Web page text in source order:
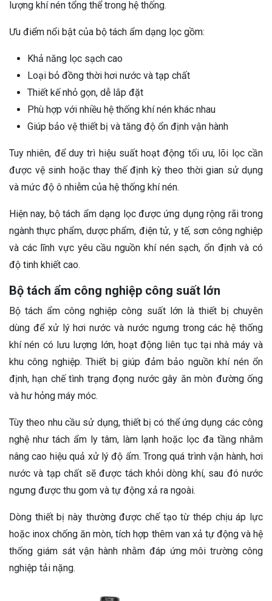
lượng khí nén tổng thể trong hệ thống.
Ưu điểm nổi bật của bộ tách ẩm dạng lọc gồm:
Khả năng lọc sạch cao
Loại bỏ đồng thời hơi nước và tạp chất
Thiết kế nhỏ gọn, dễ lắp đặt
Phù hợp với nhiều hệ thống khí nén khác nhau
Giúp bảo vệ thiết bị và tăng độ ổn định vận hành
Tuy nhiên, để duy trì hiệu suất hoạt động tối ưu, lõi lọc cần
được vệ sinh hoặc thay thế định kỳ theo thời gian sử dụng
và mức độ ô nhiễm của hệ thống khí nén.
Hiện nay, bộ tách ẩm dạng lọc được ứng dụng rộng rãi trong
ngành thực phẩm, dược phẩm, điện tử, y tế, sơn công nghiệp
và các lĩnh vực yêu cầu nguồn khí nén sạch, ổn định và có
độ tinh khiết cao.
Bộ tách ẩm công nghiệp công suất lớn
Bộ tách ẩm công nghiệp công suất lớn là thiết bị chuyên
dùng để xử lý hơi nước và nước ngưng trong các hệ thống
khí nén có lưu lượng lớn, hoạt động liên tục tại nhà máy và
khu công nghiệp. Thiết bị giúp đảm bảo nguồn khí nén ổn
định, hạn chế tình trạng đọng nước gây ăn mòn đường ống
và hư hỏng máy móc.
Tùy theo nhu cầu sử dụng, thiết bị có thể ứng dụng các công
nghệ như tách ẩm ly tâm, làm lạnh hoặc lọc đa tầng nhằm
nâng cao hiệu quả xử lý độ ẩm. Trong quá trình vận hành, hơi
nước và tạp chất sẽ được tách khỏi dòng khí, sau đó nước
ngưng được thu gom và tự động xả ra ngoài.
Dòng thiết bị này thường được chế tạo từ thép chịu áp lực
hoặc inox chống ăn mòn, tích hợp thêm van xả tự động và hệ
thống giám sát vận hành nhằm đáp ứng môi trường công
nghiệp tải nặng.